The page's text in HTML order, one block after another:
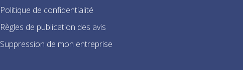
Politique de confidentialité
Règles de publication des avis
Suppression de mon entreprise